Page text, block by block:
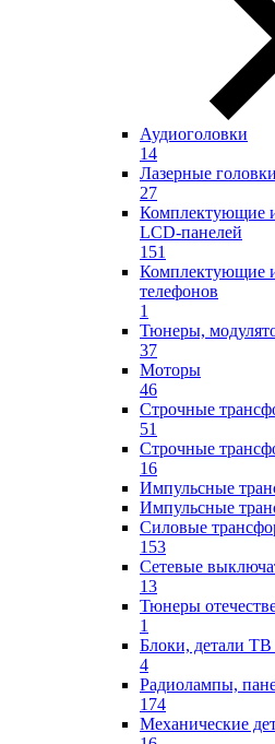
Аудиоголовки
14
Лазерные
27
Комплектующие и
LCD-панелей
151
Комплектующие и
телефонов
1
Тюнеры,
37
Моторы
46
Строчные
51
Строчные
16
Импульсные
Импульсные
Силовые
153
Сетевые
13
Тюнеры
1
Блоки, детали ТВ
4
Радиолампы,
174
Механические